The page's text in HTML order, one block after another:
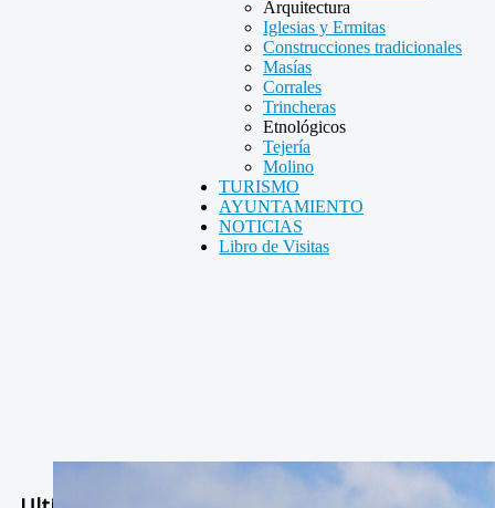
Arquitectura
Iglesias y Ermitas
Construcciones tradicionales
Masías
Corrales
Trincheras
Etnológicos
Tejería
Molino
TURISMO
AYUNTAMIENTO
NOTICIAS
Libro de Visitas